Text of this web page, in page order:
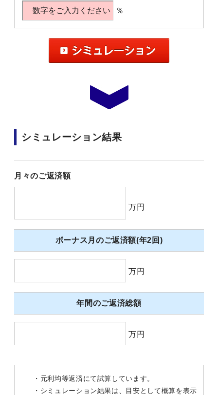
％
シミュレーション結果
月々のご返済額
万円
ボーナス月のご返済額(年2回)
万円
年間のご返済総額
万円
・元利均等返済にて試算しています。
・シミュレーション結果は、目安として概算を表示